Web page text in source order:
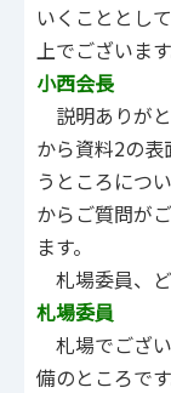
いくこととし
上でございます
小西会長
説明ありが
から資料2の
うところにつ
からご質問が
ます。
札場委員、ど
札場委員
札場でござ
備のところで